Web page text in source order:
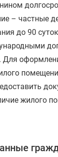
– частные
до 90
Для
жилого